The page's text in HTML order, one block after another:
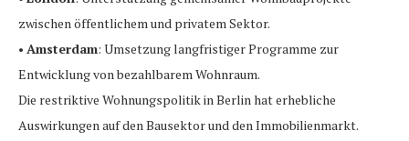
zwischen öffentlichem und privatem Sektor.
• Amsterdam: Umsetzung langfristiger Programme zur
Entwicklung von bezahlbarem Wohnraum.
Die restriktive Wohnungspolitik in Berlin hat erhebliche
Auswirkungen auf den Bausektor und den Immobilienmarkt.